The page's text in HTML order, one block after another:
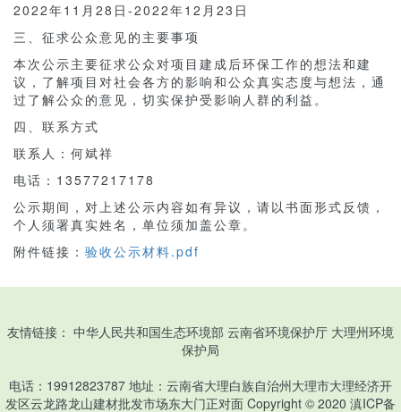
2022年11月28日-2022年12月23日
三、征求公众意见的主要事项
本次公示主要征求公众对项目建成后环保工作的想法和建
议，了解项目对社会各方的影响和公众真实态度与想法，通
过了解公众的意见，切实保护受影响人群的利益。
四、联系方式
联系人：何斌祥
电话：13577217178
公示期间，对上述公示内容如有异议，请以书面形式反馈，
个人须署真实姓名，单位须加盖公章。
附件链接： 验收公示材料.pdf
友情链接： 中华人民共和国生态环境部 云南省环境保护厅 大理州环境
保护局
电话：19912823787 地址：云南省大理白族自治州大理市大理经济开
发区云龙路龙山建材批发市场东大门正对面 Copyright © 2020 滇ICP备